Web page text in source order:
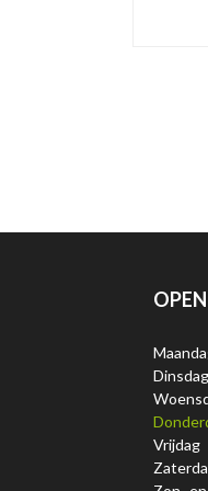
Dinsdag
Vrijdag